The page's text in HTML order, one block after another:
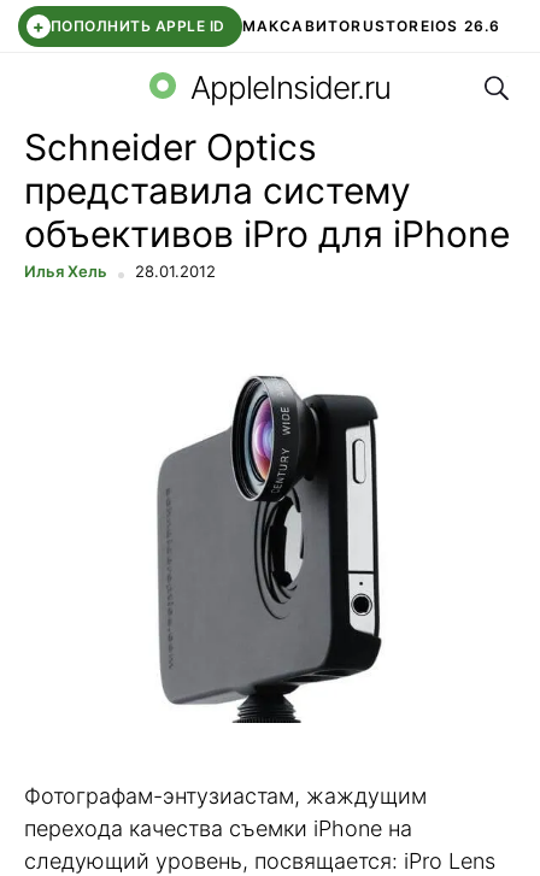
+ ПОПОЛНИТЬ APPLE ID МАКСАВИТОRUSTOREIOS 26.6
СБЕР КИДС ВТБ ОНЛАЙН ЧАТ В ROBLOX
AppleInsider.ru
Schneider Optics
представила систему
объективов iPro для iPhone
Илья Хель 28.01.2012
Фотографам-энтузиастам, жаждущим
перехода качества съемки iPhone на
следующий уровень, посвящается: iPro Lens